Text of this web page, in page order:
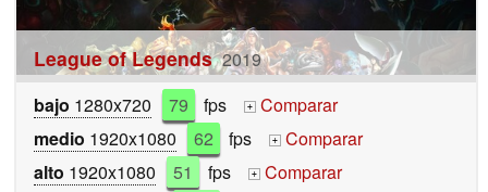
League of Legends 2019
bajo 1280x720 79 fps +
Comparar
medio 1920x1080 62 fps +
Comparar
alto 1920x1080 51 fps +
Comparar